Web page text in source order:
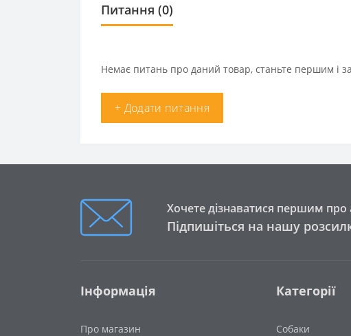
Питання (0)
Немає питань про даний товар, станьте першим і
+ Додати питання
Хочете дізнаватися першим про
Підпишіться на нашу
Інформація
Про магазин
Категорії
Собаки